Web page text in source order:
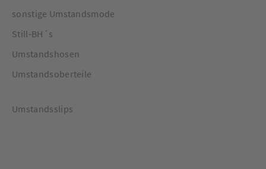
sonstige Umstandsmode
Still-BH´s
Umstandshosen
Umstandsoberteile
Umstandsslips